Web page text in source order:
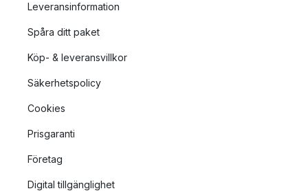
Leveransinformation
Spåra ditt paket
Köp- & leveransvillkor
Säkerhetspolicy
Cookies
Prisgaranti
Företag
Digital tillgänglighet